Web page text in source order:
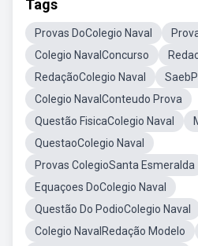
Tags
Provas DoColegio Naval
Colegio NavalConcurso
RedaçãoColegio Naval
Colegio NavalConteudo Prova
Questão FisicaColegio Naval
QuestaoColegio Naval
Provas ColegioSanta Esmeralda
Equaçoes DoColegio Naval
Questão Do PodioColegio Naval
Colegio NavalRedação Modelo